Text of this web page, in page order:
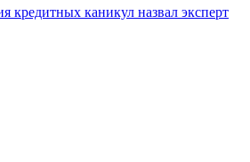
кредитных каникул назвал эксперт